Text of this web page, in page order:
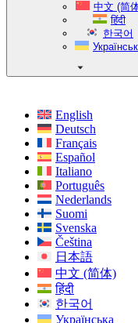
中文 (简
हिंदी
한국어
English
Deutsch
Français
Español
Italiano
Português
Nederlands
Suomi
Svenska
Čeština
日本語
中文 (简体)
हिंदी
한국어
Українська